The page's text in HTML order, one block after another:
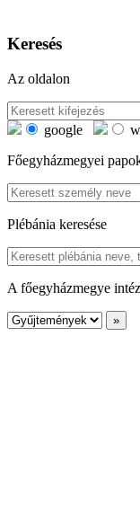
Keresés
Az oldalon
google
Főegyházmegyei
Plébánia keresése
A főegyházmegye